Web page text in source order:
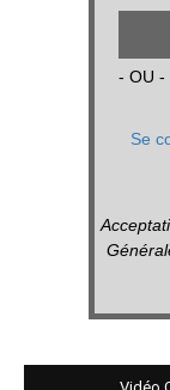
- OU -
Se